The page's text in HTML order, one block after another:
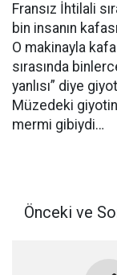
Fransız İhtilali
bin insanın
O makinayla
sırasında
yanlısı” diye
Müzedeki
mermi gibiydi…
Önceki ve